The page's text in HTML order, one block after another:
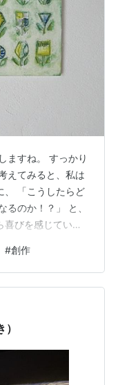
ますね。 すっかり
えてみると、私は
、 「こうしたらど
るのか！？」 と、
びを感じている
ないです。 それ
ぞれ、ワクワクす
ても楽しいと思う
喜びを見出してい
ら、もっと日々が
#創作